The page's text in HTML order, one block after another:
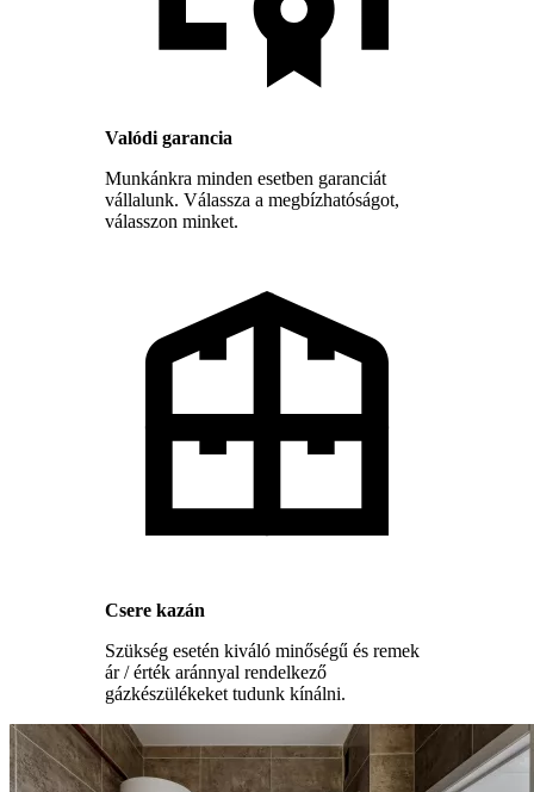
Valódi garancia
Munkánkra minden esetben garanciát
vállalunk. Válassza a megbízhatóságot,
válasszon minket.
Csere kazán
Szükség esetén kiváló minőségű és remek
ár / érték aránnyal rendelkező
gázkészülékeket tudunk kínálni.